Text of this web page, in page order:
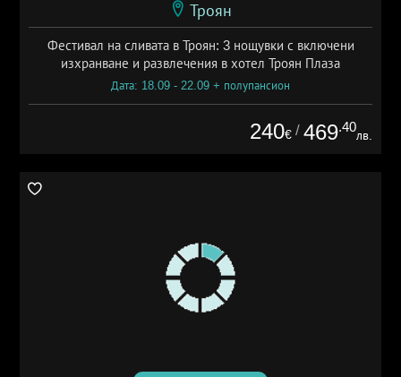
Троян
Фестивал на сливата в Троян: 3 нощувки с включени
изхранване и развлечения в хотел Троян Плаза
Дата: 18.09 - 22.09 + полупансион
240€ / 469.40
лв.